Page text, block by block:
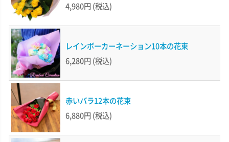
4,980円 (税込)
レインボーカーネーション10本の花束
6,280円 (税込)
赤いバラ12本の花束
6,880円 (税込)